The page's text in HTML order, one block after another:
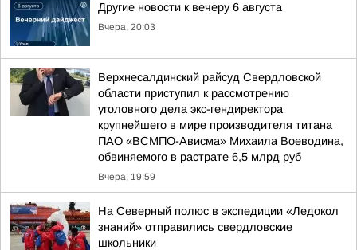
Другие новости к вечеру 6 августа
Вчера, 20:03
Верхнесалдинский райсуд Свердловской
области приступил к рассмотрению
уголовного дела экс-гендиректора
крупнейшего в мире производителя титана
ПАО «ВСМПО-Ависма» Михаила Воеводина,
обвиняемого в растрате 6,5 млрд руб
Вчера, 19:59
На Северный полюс в экспедиции «Ледокол
знаний» отправились свердловские
школьники